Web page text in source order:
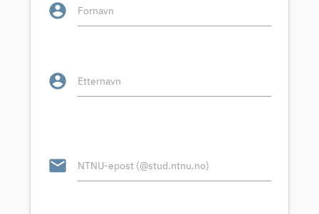
account_circle Fornavn
account_circle Etternavn
email NTNU-epost (@stud.ntnu.no)